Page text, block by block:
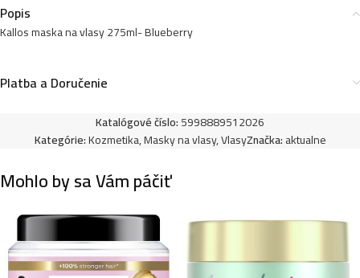
2,59€
2,59€
Kallos maska na vlasy 275ml- Multivitamin
2,59€
Popis
Kallos maska na vlasy 275ml- Blueberry
Platba a Doručenie
Katalógové číslo:5998889512026
Kategórie:Kozmetika,Masky na vlasy,VlasyZnačka:aktualne
Mohlo by sa Vám páčiť